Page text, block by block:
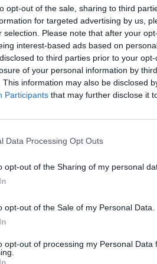
opt-out of the sale, sharing to third
for targeted advertising by us,
selection. Please note that after your
interest-based ads based on
to third parties prior to your
of your personal information by
This information may also be disclosed
Participants that may further disclose it
Data Processing Opt Outs
opt-out of the Sharing of my personal
opt-out of the Sale of my Personal Data.
opt-out of processing my Personal Data
a las empresas, autónomos
ocio y las actividades
de "agilizar y acertar en
el cambio de mirada más
de que el socialismo
en este sentido, ha aportado
la cogobernanza sin
del centralismo
armonía fiscal, atender la
la España despoblada
que es el país plural
socialista ha apuntado que
desde la
nuevas fronteras sociales".